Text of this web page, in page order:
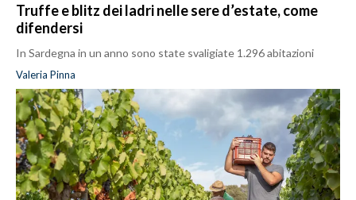
Truffe e blitz dei ladri nelle sere d’estate, come
difendersi
In Sardegna in un anno sono state svaligiate 1.296 abitazioni
Valeria Pinna